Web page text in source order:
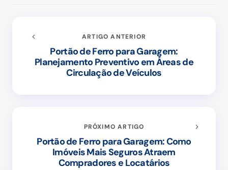
ARTIGO ANTERIOR
Portão de Ferro para Garagem:
Planejamento Preventivo em Áreas de
Circulação de Veículos
PRÓXIMO ARTIGO
Portão de Ferro para Garagem: Como
Imóveis Mais Seguros Atraem
Compradores e Locatários